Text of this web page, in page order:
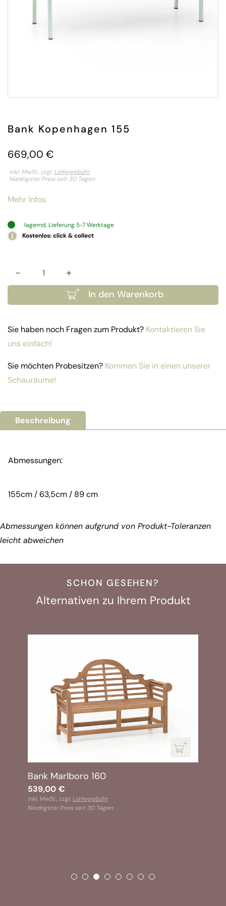
Bank Kopenhagen 155
669,00 €
inkl. MwSt., zzgl.Liefergebühr
Niedrigster Preis seit 30 Tagen
Mehr Infos
lagernd, Lieferung 5-7 Werktage
Kostenlos: click & collect
- +
In den Warenkorb
Sie haben noch Fragen zum Produkt? Kontaktieren Sie
uns einfach!
Sie möchten Probesitzen? Kommen Sie in einen unserer
Schauräume!
Beschreibung
Abmessungen:
155cm / 63,5cm / 89 cm
Abmessungen können aufgrund von Produkt-Toleranzen
leicht abweichen
SCHON GESEHEN?
Alternativen zu Ihrem Produkt
Bank Marlboro 160
539,00 €
inkl. MwSt., zzgl.Liefergebühr
Niedrigster Preis seit 30 Tagen